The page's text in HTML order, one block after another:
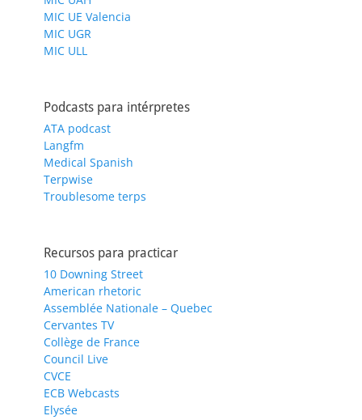
MIC UE Valencia
MIC UGR
MIC ULL
Podcasts para intérpretes
ATA podcast
Langfm
Medical Spanish
Terpwise
Troublesome terps
Recursos para practicar
10 Downing Street
American rhetoric
Assemblée Nationale – Quebec
Cervantes TV
Collège de France
Council Live
CVCE
ECB Webcasts
Elysée